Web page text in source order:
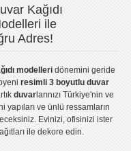
Kağıdı
ile
Adres!
modelleridönemini geride
resimli 3 boyutlu duvar
duvarlarınızı Türkiye'nin ve
ve ünlü ressamların
Evinizi, ofisinizi ister
ile dekore edin.